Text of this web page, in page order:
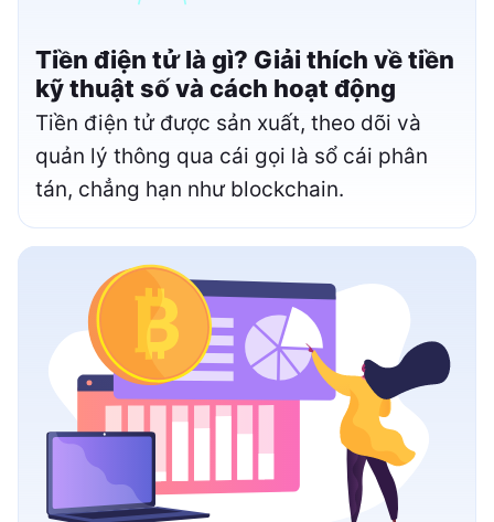
Tiền điện tử là gì? Giải thích về tiền
kỹ thuật số và cách hoạt động
Tiền điện tử được sản xuất, theo dõi và
quản lý thông qua cái gọi là sổ cái phân
tán, chẳng hạn như blockchain.